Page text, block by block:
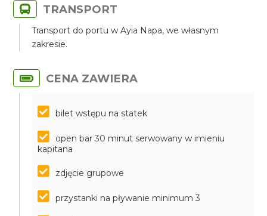
TRANSPORT
Transport do portu w Ayia Napa, we własnym
zakresie.
CENA ZAWIERA
bilet wstępu na statek
open bar 30 minut serwowany w imieniu
kapitana
zdjęcie grupowe
przystanki na pływanie minimum 3